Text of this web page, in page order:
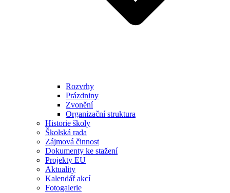
Rozvrhy
Prázdniny
Zvonění
Organizační struktura
Historie školy
Školská rada
Zájmová činnost
Dokumenty ke stažení
Projekty EU
Aktuality
Kalendář akcí
Fotogalerie